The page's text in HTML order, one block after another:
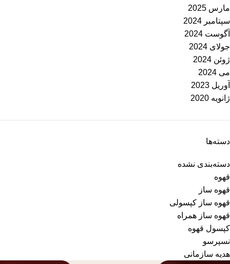
مارس 2025
سپتامبر 2024
آگوست 2024
جولای 2024
ژوئن 2024
می 2024
آوریل 2023
ژانویه 2020
دسته‌ها
دسته‌بندی نشده
قهوه
قهوه ساز
قهوه ساز کپسولی
قهوه ساز همراه
کپسول قهوه
نسپرسو
هدیه سازمانی